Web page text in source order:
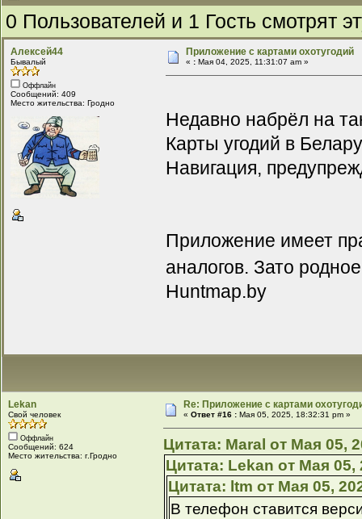
0 Пользователей и 1 Гость смотрят
Алексей44
Бывалый
Оффлайн
Сообщений: 409
Место жительства: Гродно
Приложение с картами охотугодий
« : Мая 04, 2025, 11:31:07 am »
Недавно набрёл на
Карты угодий в
Навигация,
Приложение имеет
аналогов. Зато
Huntmap.by
Lekan
Свой человек
Оффлайн
Сообщений: 624
Место жительства: г.Гродно
Re: Приложение с картами
«Ответ #16 : Мая 05, 2025, 18:32:31 pm »
Цитата: Maral от Мая 05,
Цитата: Lekan от Мая 05,
Цитата: ltm от Мая 05,
В телефон ставится